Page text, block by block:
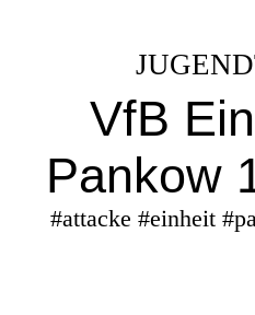
VfB
Pankow
#attacke #einheit